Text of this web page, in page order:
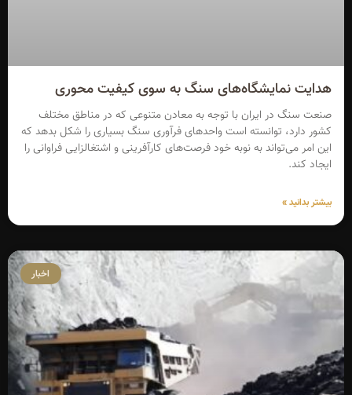
هدایت نمایشگاه‌های سنگ به سوی کیفیت محوری
صنعت سنگ در ایران با توجه به معادن متنوعی که در مناطق مختلف
کشور دارد، توانسته است واحدهای فرآوری سنگ بسیاری را شکل بدهد که
این امر می‌تواند به نوبه خود فرصت‌های کارآفرینی و اشتغالزایی فراوانی را
ایجاد کند.
بیشتر بدانید »
اخبار